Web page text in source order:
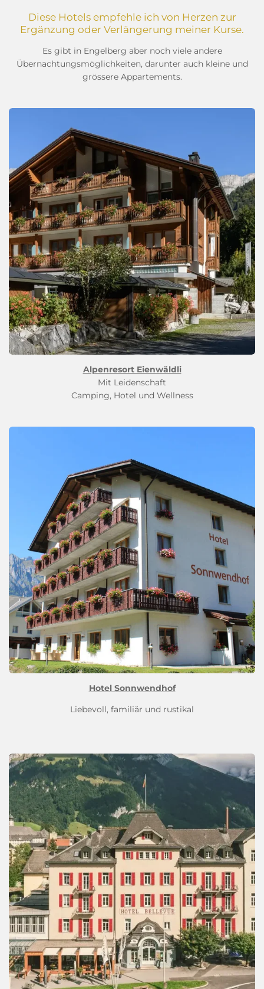
Diese Hotels empfehle ich von Herzen zur
Ergänzung oder Verlängerung meiner Kurse.
Es gibt in Engelberg aber noch viele andere
Übernachtungsmöglichkeiten, darunter auch kleine und
grössere Appartements.
Alpenresort Eienwäldli
Mit Leidenschaft
Camping, Hotel und Wellness
Hotel Sonnwendhof
Liebevoll, familiär und rustikal